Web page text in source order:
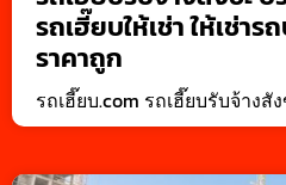
รถเฮี๊ยบให้เช่า ให้เช่า
ราคาถูก
รถเฮี๊ยบ.com รถเฮี๊ยบรับจ้างสั